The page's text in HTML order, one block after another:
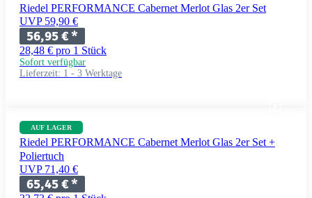
Riedel PERFORMANCE Cabernet Merlot Glas 2er Set
UVP 59,90 €
56,95 €*
28,48 € pro 1 Stück
Sofort verfügbar
Lieferzeit: 1 - 3 Werktage
AUF LAGER
Riedel PERFORMANCE Cabernet Merlot Glas 2er Set +
Poliertuch
UVP 71,40 €
65,45 €*